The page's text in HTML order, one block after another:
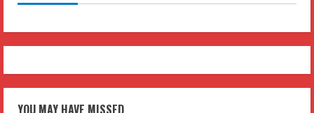
YOU MAY HAVE MISSED